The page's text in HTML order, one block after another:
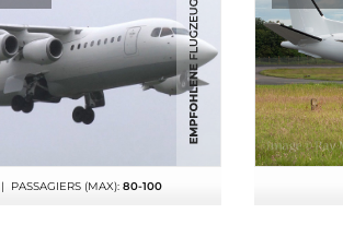
| PASSAGIERS (MAX): 80-100